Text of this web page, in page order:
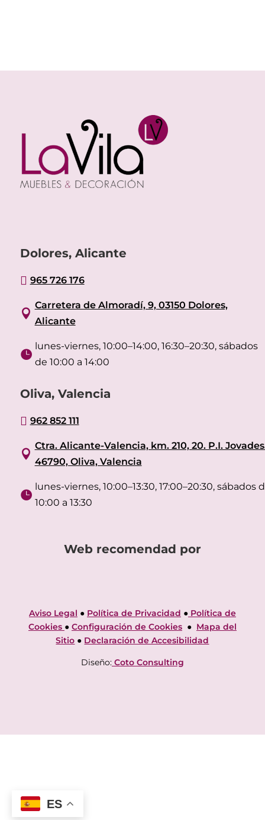
Dolores, Alicante
 965 726 176

Carretera de Almoradí, 9, 03150 Dolores,
Alicante

lunes-viernes, 10:00–14:00, 16:30–20:30, sábados
de 10:00 a 14:00
Oliva, Valencia
 962 852 111

Ctra. Alicante-Valencia, km. 210, 20. P.I.
46790, Oliva, Valencia

lunes-viernes, 10:00–13:30, 17:00–20:30, sábados
10:00 a 13:30
Web recomendad por
Aviso Legal ● Política de Privacidad ●Política de
Cookies ● Configuración de Cookies ● Mapa del
Sitio ● Declaración de Accesibilidad
Diseño: Coto Consulting
ES